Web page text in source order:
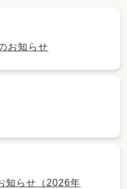
お知らせ
知らせ（2026年